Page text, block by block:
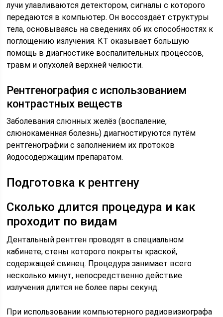
лучи улавливаются детектором, сигналы с которого
передаются в компьютер. Он воссоздаёт структуры
тела, основываясь на сведениях об их способностях к
поглощению излучения. КТ оказывает большую
помощь в диагностике воспалительных процессов,
травм и опухолей верхней челюсти.
Рентгенография с использованием
контрастных веществ
Заболевания слюнных желёз (воспаление,
слюнокаменная болезнь) диагностируются путём
рентгенографии с заполнением их протоков
йодосодержащим препаратом.
Подготовка к рентгену
Сколько длится процедура и как
проходит по видам
Дентальный рентген проводят в специальном
кабинете, стены которого покрыты краской,
содержащей свинец. Процедура занимает всего
несколько минут, непосредственно действие
излучения длится не более пары секунд.
При использовании компьютерного радиовизиографа